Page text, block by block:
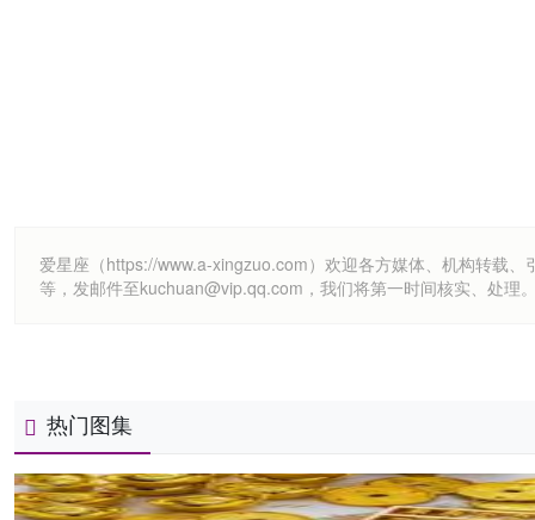
爱星座（https://www.a-xingzuo.com）欢迎各方媒体、机构转载
等，发邮件至kuchuan@vip.qq.com，我们将第一时间核实、处理
热门图集